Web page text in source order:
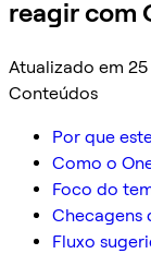
reagir com
Atualizado em
Conteúdos
Por que
Como o
Foco do
Checagens
Fluxo